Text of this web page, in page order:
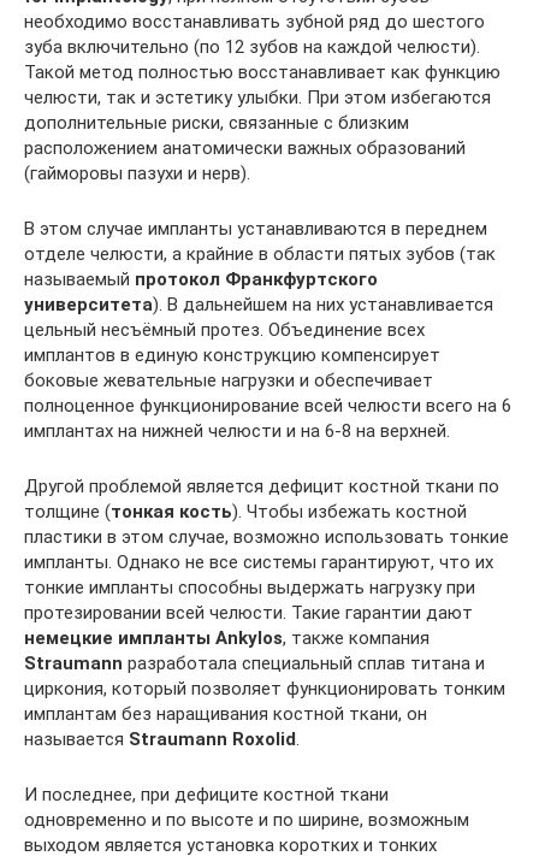
необходимо восстанавливать зубной ряд до шестого
зуба включительно (по 12 зубов на каждой челюсти).
Такой метод полностью восстанавливает как функцию
челюсти, так и эстетику улыбки. При этом избегаются
дополнительные риски, связанные с близким
расположением анатомически важных образований
(гайморовы пазухи и нерв).
В этом случае импланты устанавливаются в переднем
отделе челюсти, а крайние в области пятых зубов (так
называемый протокол Франкфуртского
университета). В дальнейшем на них устанавливается
цельный несъёмный протез. Объединение всех
имплантов в единую конструкцию компенсирует
боковые жевательные нагрузки и обеспечивает
полноценное функционирование всей челюсти всего на 6
имплантах на нижней челюсти и на 6-8 на верхней.
Другой проблемой является дефицит костной ткани по
толщине (тонкая кость). Чтобы избежать костной
пластики в этом случае, возможно использовать тонкие
импланты. Однако не все системы гарантируют, что их
тонкие импланты способны выдержать нагрузку при
протезировании всей челюсти. Такие гарантии дают
немецкие импланты Ankylos, также компания
Straumann разработала специальный сплав титана и
циркония, который позволяет функционировать тонким
имплантам без наращивания костной ткани, он
называется Straumann Roxolid.
И последнее, при дефиците костной ткани
одновременно и по высоте и по ширине, возможным
выходом является установка коротких и тонких